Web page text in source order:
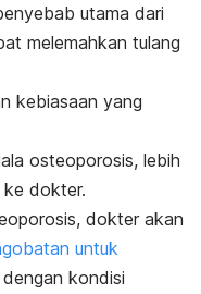
utama dari
melemahkan tulang
kebiasaan yang
osteoporosis, lebih
ke dokter.
dokter akan
untuk
kondisi